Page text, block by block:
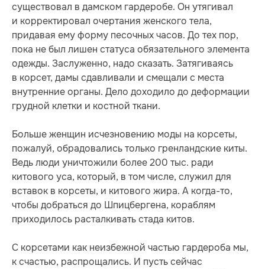
существовал в дамском гардеробе. Он утягивал
и корректировал очертания женского тела,
придавая ему форму песочных часов. До тех пор,
пока не был лишен статуса обязательного элемента
одежды. Заслуженно, надо сказать. Затягиваясь
в корсет, дамы сдавливали и смещали с места
внутренние органы. Дело доходило до деформации
грудной клетки и костной ткани.
Больше женщин исчезновению моды на корсеты,
пожалуй, обрадовались только гренландские киты.
Ведь люди уничтожили более 200 тыс. ради
китового уса, который, в том числе, служил для
вставок в корсеты, и китового жира. А когда-то,
чтобы добраться до Шпицбергена, кораблям
приходилось расталкивать стада китов.
С корсетами как неизбежной частью гардероба мы,
к счастью, распрощались. И пусть сейчас